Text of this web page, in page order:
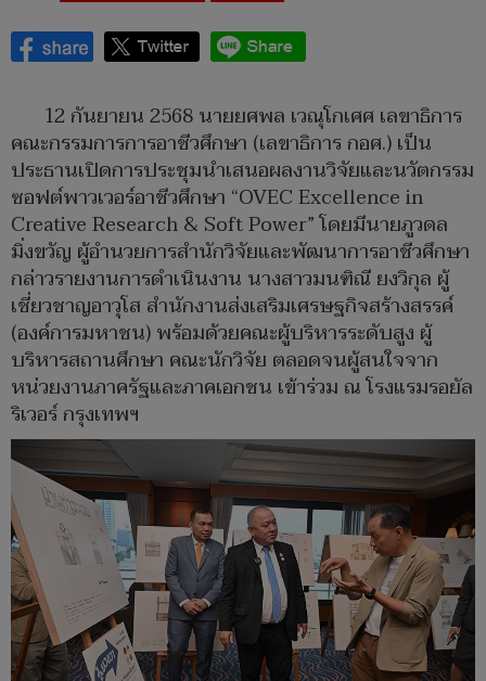
12 กันยายน 2568 นายยศพล เวณุโกเศศ เลขาธิการ
คณะกรรมการการอาชีวศึกษา (เลขาธิการ กอศ.) เป็น
ประธานเปิดการประชุมนำเสนอผลงานวิจัยและนวัตกรรม
ซอฟต์พาวเวอร์อาชีวศึกษา “OVEC Excellence in
Creative Research & Soft Power” โดยมีนายภูวดล
มิ่งขวัญ ผู้อำนวยการสำนักวิจัยและพัฒนาการอาชีวศึกษา
กล่าวรายงานการดำเนินงาน นางสาวมนฑิณี ยงวิกุล ผู้
เชี่ยวชาญอาวุโส สำนักงานส่งเสริมเศรษฐกิจสร้างสรรค์
(องค์การมหาชน) พร้อมด้วยคณะผู้บริหารระดับสูง ผู้
บริหารสถานศึกษา คณะนักวิจัย ตลอดจนผู้สนใจจาก
หน่วยงานภาครัฐและภาคเอกชน เข้าร่วม ณ โรงแรมรอยัล
ริเวอร์ กรุงเทพฯ